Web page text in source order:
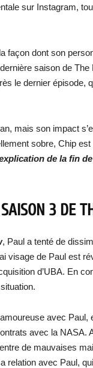
sur Instagram,
façon dont son
saison de
le dernier épisode,
mais son impact
sobre, Chip
de la fin
3 DE
, Paul a tenté de
visage de Paul est
d’UBA. En
avec Paul,
avec la NASA.
de mauvaises
relation avec Paul,